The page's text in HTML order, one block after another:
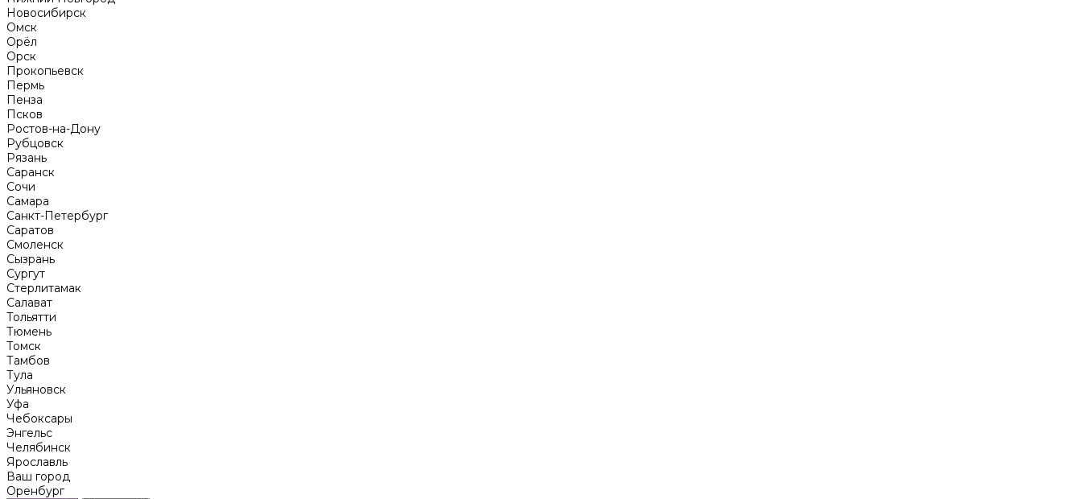
Новосибирск
Омск
Орёл
Орск
Прокопьевск
Пермь
Пенза
Псков
Ростов-на-Дону
Рубцовск
Рязань
Саранск
Сочи
Самара
Санкт-Петербург
Саратов
Смоленск
Сызрань
Сургут
Стерлитамак
Салават
Тольятти
Тюмень
Томск
Тамбов
Тула
Ульяновск
Уфа
Чебоксары
Энгельс
Челябинск
Ярославль
Ваш город
Оренбург